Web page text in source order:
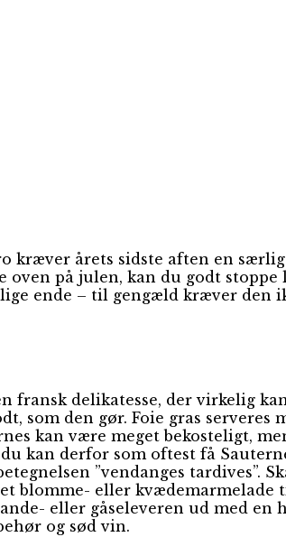
kræver årets sidste aften en
oven på julen, kan du godt
ende – til gengæld kræver den
fransk delikatesse, der virkelig
som den gør. Foie gras serveres
kan være meget bekosteligt,
kan derfor som oftest få
”vendanges tardives”.
blomme- eller
eller gåseleveren ud med
og sød vin.